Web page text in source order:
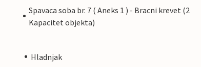
Spavaca soba br. 7 ( Aneks 1 ) - Bracni krevet (2
Kapacitet objekta)
Hladnjak